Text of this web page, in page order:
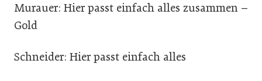
Murauer: Hier passt einfach alles zusammen –
Gold
Schneider: Hier passt einfach alles